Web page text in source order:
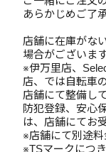
あらかじめご了
店舗に在庫がな
場合がございま
※伊万里店、
店、では自転車
店舗にて整備し
防犯登録、安心
は、店舗にてお
※店舗にて別途料
※TSマークにつ